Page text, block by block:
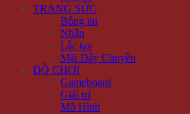
TRANG SỨC
Bông tai
Nhẫn
Lắc tay
Mặt Dây Chuyền
ĐỒ CHƠI
Gameboard
Giải trí
Mô Hình